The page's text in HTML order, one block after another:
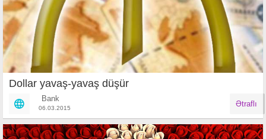
Dollar yavaş-yavaş düşür
Bank
06.03.2015 Ətraflı